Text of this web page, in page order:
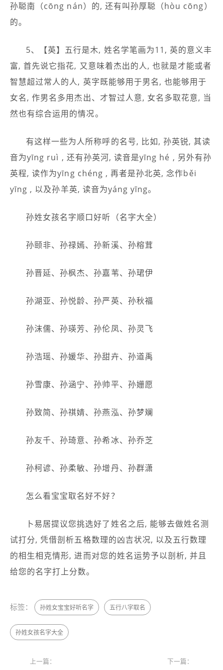
孙聪南（cōng nán）的, 还有叫孙厚聪（hòu cōng）
的。
5、【英】五行是木, 姓名学笔画为11, 英的意义丰
富, 首先说它指花, 又意味着杰出的人, 也就是才能或者
智慧超过常人的人, 英字既能够用于男名, 也能够用于
女名, 作男名多用杰出、才智过人意, 女名多取花意, 当
然也有综合运用的情况。
有这样一些为人所称呼的名号, 比如, 孙英锐, 其读
音为yīng ruì , 还有孙英河, 读音是yīng hé , 另外有孙
英程, 读作为yīng chéng , 再者是孙北英, 念作běi
yīng , 以及孙羊英, 读音为yáng yīng。
孙姓女孩名字顺口好听（名字大全）
孙颐非、孙禄嫣、孙新溪、孙榕茸
孙晋延、孙枫杰、孙嘉苇、孙珺伊
孙湖亚、孙悦龄、孙严英、孙秋福
孙沫儒、孙瑛芳、孙伦凤、孙灵飞
孙浩瑶、孙媛华、孙甜卉、孙道禹
孙雪康、孙涵宁、孙帅平、孙姗愿
孙致简、孙祺婧、孙燕泓、孙梦斓
孙友千、孙琦意、孙希冰、孙乔芝
孙柯谚、孙柔敏、孙增丹、孙群潇
怎么看宝宝取名好不好？
卜易居提议您挑选好了姓名之后, 能够去做姓名测
试打分, 凭借剖析五格数理的凶吉状况, 以及五行数理
的相生相克情形, 进而对您的姓名运势予以剖析, 并且
给您的名字打上分数。
标签： 孙姓女宝宝好听名字 五行八字取名
孙姓女孩名字大全
上一篇： 下一篇：